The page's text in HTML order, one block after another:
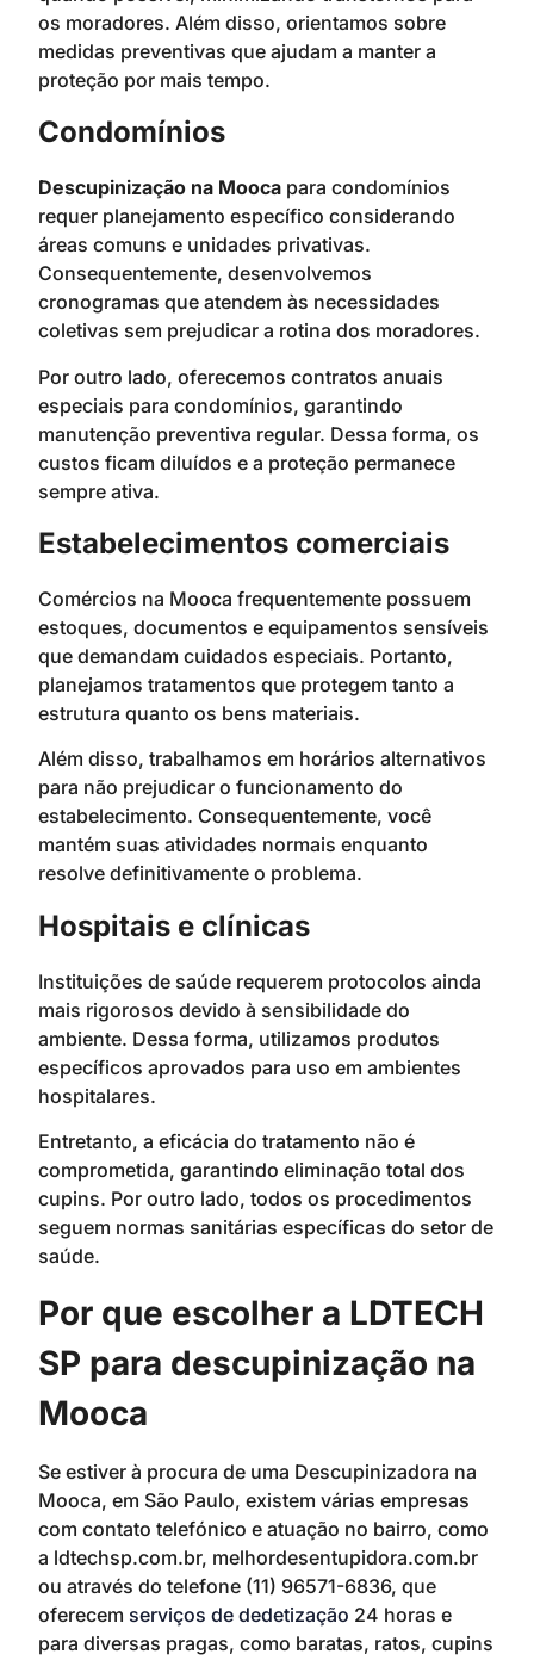
os moradores. Além disso, orientamos sobre
medidas preventivas que ajudam a manter a
proteção por mais tempo.
Condomínios
Descupinização na Mooca para condomínios
requer planejamento específico considerando
áreas comuns e unidades privativas.
Consequentemente, desenvolvemos
cronogramas que atendem às necessidades
coletivas sem prejudicar a rotina dos moradores.
Por outro lado, oferecemos contratos anuais
especiais para condomínios, garantindo
manutenção preventiva regular. Dessa forma, os
custos ficam diluídos e a proteção permanece
sempre ativa.
Estabelecimentos comerciais
Comércios na Mooca frequentemente possuem
estoques, documentos e equipamentos sensíveis
que demandam cuidados especiais. Portanto,
planejamos tratamentos que protegem tanto a
estrutura quanto os bens materiais.
Além disso, trabalhamos em horários alternativos
para não prejudicar o funcionamento do
estabelecimento. Consequentemente, você
mantém suas atividades normais enquanto
resolve definitivamente o problema.
Hospitais e clínicas
Instituições de saúde requerem protocolos ainda
mais rigorosos devido à sensibilidade do
ambiente. Dessa forma, utilizamos produtos
específicos aprovados para uso em ambientes
hospitalares.
Entretanto, a eficácia do tratamento não é
comprometida, garantindo eliminação total dos
cupins. Por outro lado, todos os procedimentos
seguem normas sanitárias específicas do setor de
saúde.
Por que escolher a LDTECH
SP para descupinização na
Mooca
Se estiver à procura de uma Descupinizadora na
Mooca, em São Paulo, existem várias empresas
com contato telefónico e atuação no bairro, como
a ldtechsp.com.br, melhordesentupidora.com.br
ou através do telefone (11) 96571-6836, que
oferecem serviços de dedetização 24 horas e
para diversas pragas, como baratas, ratos, cupins